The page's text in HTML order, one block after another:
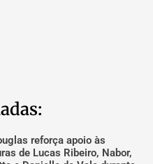
reforça apoio às
de Lucas Ribeiro, Nabor,